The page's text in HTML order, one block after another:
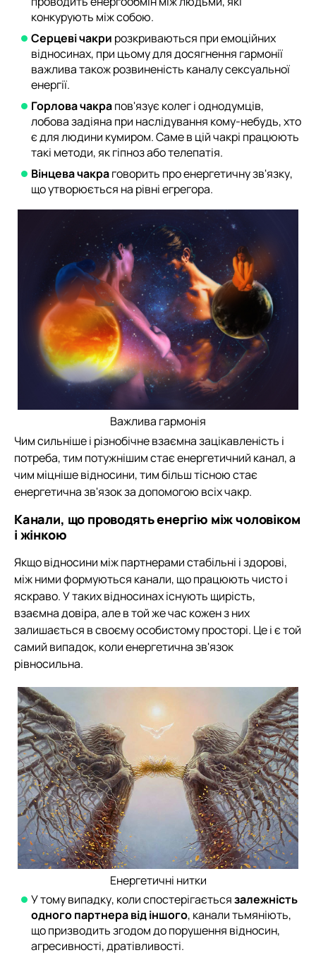
конкурують між собою.
Серцеві чакри розкриваються при емоційних
відносинах, при цьому для досягнення гармонії
важлива також розвиненість каналу сексуальної
енергії.
Горлова чакрапов'язує колег і однодумців,
лобова задіяна при наслідування кому-небудь, хто
є для людини кумиром. Саме в цій чакрі працюють
такі методи, як гіпноз або телепатія.
Вінцева чакраговорить про енергетичну зв'язку,
що утворюється на рівні егрегора.
Важлива гармонія
Чим сильніше і різнобічне взаємна зацікавленість і
потреба, тим потужнішим стає енергетичний канал, а
чим міцніше відносини, тим більш тісною стає
енергетична зв'язок за допомогою всіх чакр.
Канали, що проводять енергію між чоловіком
і жінкою
Якщо відносини між партнерами стабільні і здорові,
між ними формуються канали, що працюють чисто і
яскраво. У таких відносинах існують щирість,
взаємна довіра, але в той же час кожен з них
залишається в своєму особистому просторі. Це і є той
самий випадок, коли енергетична зв'язок
рівносильна.
Енергетичні нитки
У тому випадку, коли спостерігаєтьсязалежність
одного партнера від іншого, канали тьмяніють,
що призводить згодом до порушення відносин,
агресивності, дратівливості.